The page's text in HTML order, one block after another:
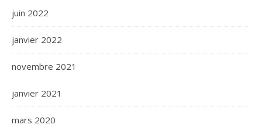
juin 2022
janvier 2022
novembre 2021
janvier 2021
mars 2020